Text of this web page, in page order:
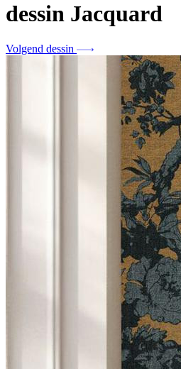
dessin Jacquard
Volgend dessin